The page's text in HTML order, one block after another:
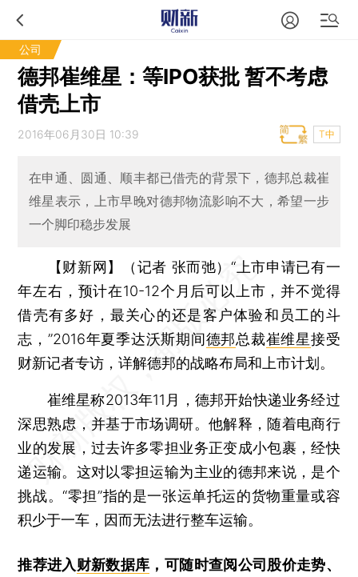
公司
德邦崔维星：等IPO获批 暂不考虑
借壳上市
2016年06月30日 10:39 T中
在申通、圆通、顺丰都已借壳的背景下，德邦总裁崔
维星表示，上市早晚对德邦物流影响不大，希望一步
一个脚印稳步发展
【财新网】（记者 张而弛）“上市申请已有一
年左右，预计在10-12个月后可以上市，并不觉得
借壳有多好，最关心的还是客户体验和员工的斗
志，”2016年夏季达沃斯期间德邦总裁崔维星接受
财新记者专访，详解德邦的战略布局和上市计划。
崔维星称2013年11月，德邦开始快递业务经过
深思熟虑，并基于市场调研。他解释，随着电商行
业的发展，过去许多零担业务正变成小包裹，经快
递运输。这对以零担运输为主业的德邦来说，是个
挑战。“零担”指的是一张运单托运的货物重量或容
积少于一车，因而无法进行整车运输。
推荐进入财新数据库 ，可随时查阅公司股价走势、